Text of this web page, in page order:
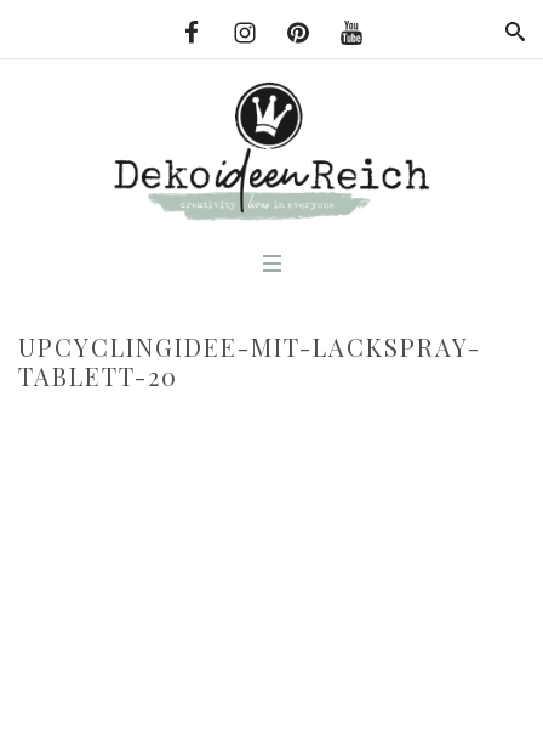
UPCYCLINGIDEE-MIT-LACKSPRAY-
TABLETT-20